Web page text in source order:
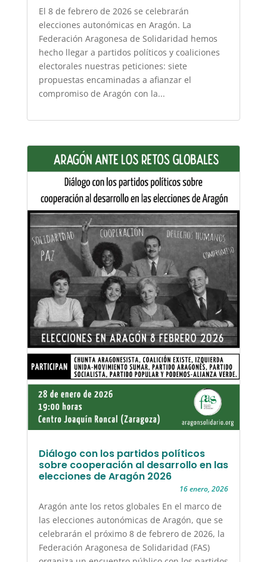
El 8 de febrero de 2026 se celebrarán
elecciones autonómicas en Aragón. La
Federación Aragonesa de Solidaridad hemos
hecho llegar a partidos políticos y coaliciones
electorales nuestras peticiones: siete
propuestas encaminadas a afianzar el
compromiso de Aragón con la...
Diálogo con los partidos políticos
sobre cooperación al desarrollo en las
elecciones de Aragón 2026
16 enero, 2026
Aragón ante los retos globales En el marco de
las elecciones autonómicas de Aragón, que se
celebrarán el próximo 8 de febrero de 2026, la
Federación Aragonesa de Solidaridad (FAS)